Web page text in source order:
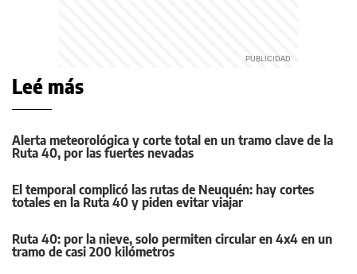
Leé más
Alerta meteorológica y corte total en un tramo clave de la
Ruta 40, por las fuertes nevadas
El temporal complicó las rutas de Neuquén: hay cortes
totales en la Ruta 40 y piden evitar viajar
Ruta 40: por la nieve, solo permiten circular en 4x4 en un
tramo de casi 200 kilómetros